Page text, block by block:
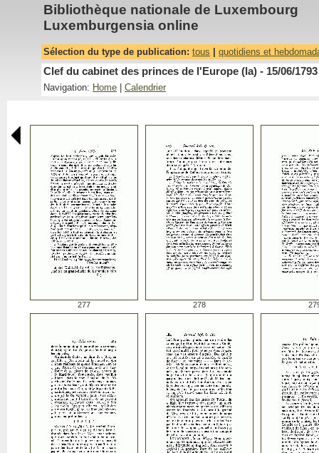
Bibliothèque nationale de Luxembourg
Luxemburgensia online
Sélection du type de publication: tous quotidiens et
Clef du cabinet des princes de l'Europe (la) - 15/06/1793
Navigation: Home Calendrier
277 278